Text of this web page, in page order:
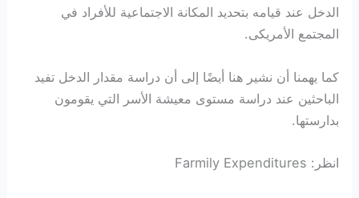
الدخل عند قيامه بتحديد المكانة الاجتماعية للأفراد في
المجتمع الأمریکی.
كما يهمنا أن نشير هنا أيضًا إلى أن دراسة مقدار الدخل تفيد
الباحثين عند دراسة مستوى معيشة الأسر التي يقومون
بدارستها.
انظر: Farmily Expenditures